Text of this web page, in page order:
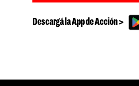
Descargá la App de Acción >